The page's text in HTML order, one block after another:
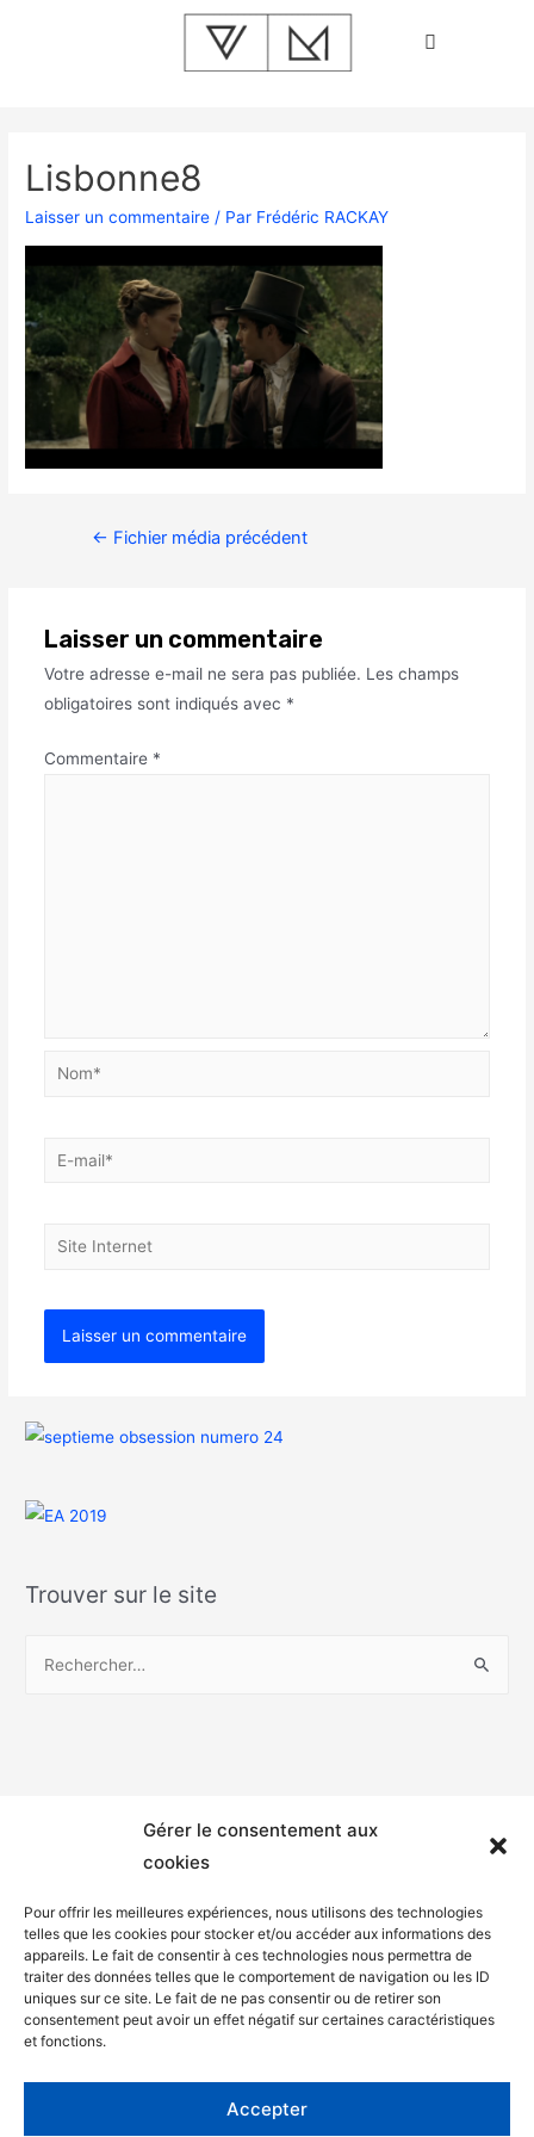
Gérer le consentement aux
cookies
Pour offrir les meilleures expériences, nous utilisons des technologies
telles que les cookies pour stocker et/ou accéder aux informations des
appareils. Le fait de consentir à ces technologies nous permettra de
traiter des données telles que le comportement de navigation ou les ID
uniques sur ce site. Le fait de ne pas consentir ou de retirer son
consentement peut avoir un effet négatif sur certaines caractéristiques
et fonctions.
Accepter
Lisbonne8
Laisser un commentaire / Par Frédéric RACKAY
← Fichier média précédent
Laisser un commentaire
Votre adresse e-mail ne sera pas publiée. Les champs
obligatoires sont indiqués avec *
Commentaire *
Trouver sur le site
Mentions légales
Politique de confidentialité